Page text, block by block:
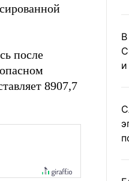
после
8907,7